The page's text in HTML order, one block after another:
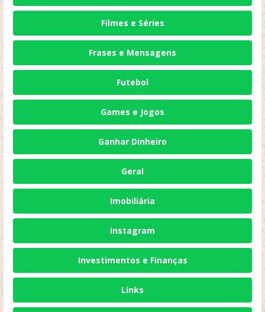
Filmes e Séries
Frases e Mensagens
Futebol
Games e Jogos
Ganhar Dinheiro
Geral
Imobiliária
Instagram
Investimentos e Finanças
Links